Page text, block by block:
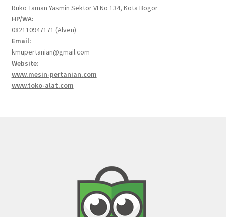
Ruko Taman Yasmin Sektor VI No 134, Kota Bogor
HP/WA:
082110947171 (Alven)
Email:
kmupertanian@gmail.com
Website:
www.mesin-pertanian.com
www.toko-alat.com